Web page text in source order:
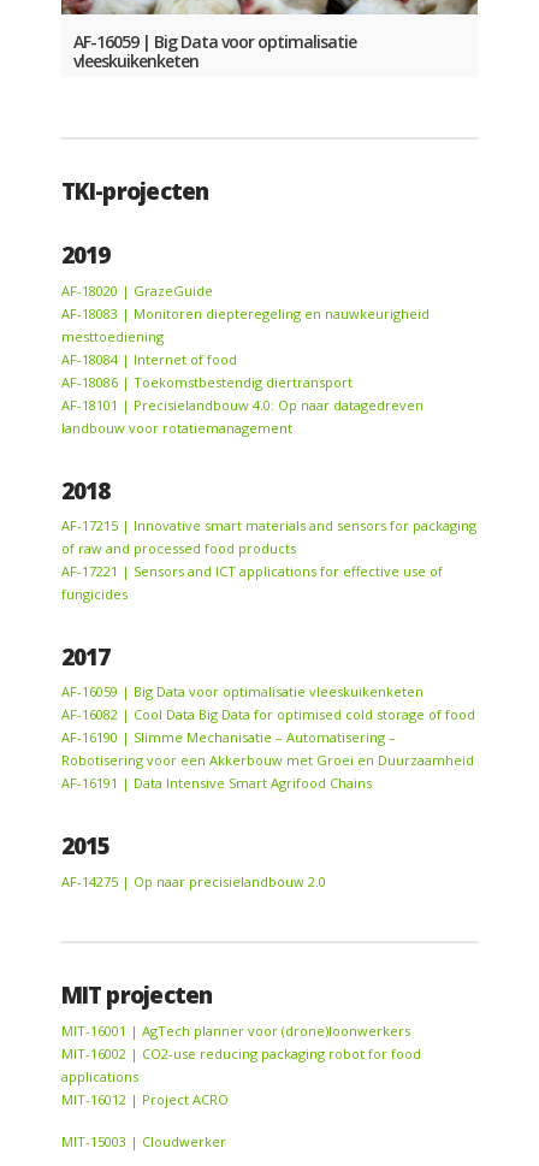
AF-16059 | Big Data voor optimalisatie
vleeskuikenketen
TKI-projecten
2019
AF-18020 | GrazeGuide
AF-18083 | Monitoren diepteregeling en nauwkeurigheid
mesttoediening
AF-18084 | Internet of food
AF-18086 | Toekomstbestendig diertransport
AF-18101 | Precisielandbouw 4.0: Op naar datagedreven
landbouw voor rotatiemanagement
2018
AF-17215 | Innovative smart materials and sensors for packaging
of raw and processed food products
AF-17221 | Sensors and ICT applications for effective use of
fungicides
2017
AF-16059 | Big Data voor optimalisatie vleeskuikenketen
AF-16082 | Cool Data Big Data for optimised cold storage of food
AF-16190 | Slimme Mechanisatie – Automatisering –
Robotisering voor een Akkerbouw met Groei en Duurzaamheid
AF-16191 | Data Intensive Smart Agrifood Chains
2015
AF-14275 | Op naar precisielandbouw 2.0
MIT projecten
MIT-16001 | AgTech planner voor (drone)loonwerkers
MIT-16002 | CO2-use reducing packaging robot for food
applications
MIT-16012 | Project ACRO
MIT-15003 | Cloudwerker